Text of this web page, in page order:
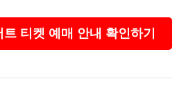
티켓 예매 안내 확인하기